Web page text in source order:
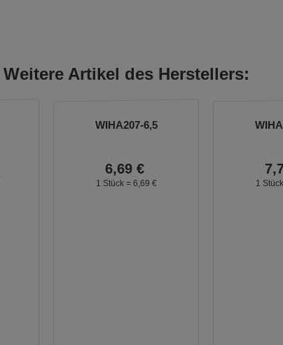
Weitere Artikel des Herstellers:
WIHA207-6,5
6,69 €
1 Stück = 6, 69 €
7,
1